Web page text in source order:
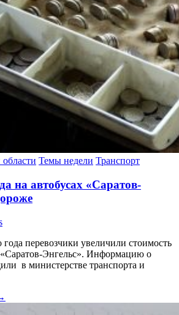
Темы недели Транспорт
на автобусах «Саратов-
перевозчики увеличили стоимость
«Саратов-Энгельс». Информацию о
в министерстве транспорта и